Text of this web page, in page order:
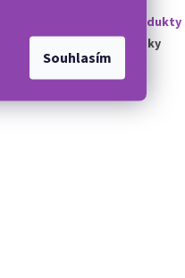
Souhlasím
tak,
Produkty
2 roky